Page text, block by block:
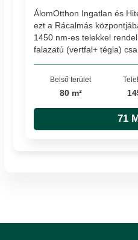
ÁlomOtthon Ingatlan és
ezt a Rácalmás
1450 nm-es telekkel
falazatú (vertfal+ tégla)
Belső terület
80 m²
71